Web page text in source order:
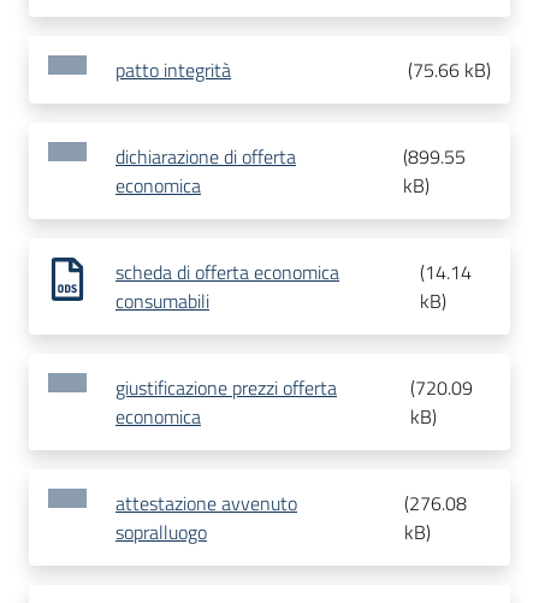
patto integrità (75.66 kB)
dichiarazione di offerta
economica
(899.55
kB)
scheda di offerta economica
consumabili
(14.14
kB)
giustificazione prezzi offerta
economica
(720.09
kB)
attestazione avvenuto
sopralluogo
(276.08
kB)